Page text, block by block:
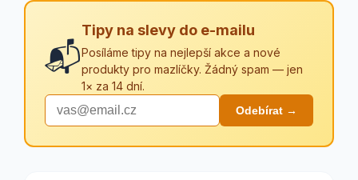
📬
Tipy na slevy do e-mailu
Posíláme tipy na nejlepší akce a nové
produkty pro mazlíčky. Žádný spam — jen
1× za 14 dní.
Odebírat →